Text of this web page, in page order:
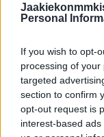
Personal
If you wish to opt-
processing of
targeted
section to confirm
opt-out request is
interest-based
Jos twiitti ei näy
Florida Panthers
Sen kovin
kaapimaan voiton
pudotuspelirajasta.
saaneeSuomen